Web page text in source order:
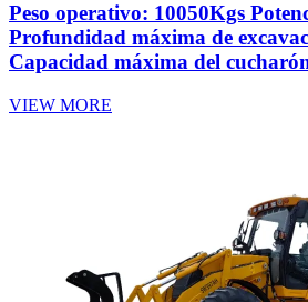
Peso operativo: 10050Kgs
Profundidad máxima de
Capacidad máxima del
VIEW MORE